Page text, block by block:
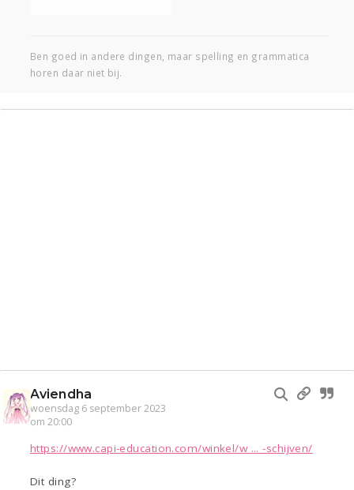
Ben goed in andere dingen, maar spelling en grammatica
horen daar niet bij.
Aviendha
woensdag 6 september 2023
om 20:00
https://www.capi-education.com/winkel/w ... -schijven/
Dit ding?